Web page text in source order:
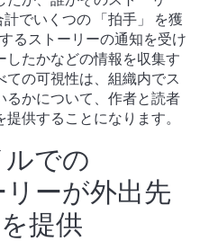
でいくつの 「拍手」 を獲
るストーリーの通知を受け
たかなどの情報を収集す
ての可視性は、組織内でス
るかについて、作者と読者
供することになります。
での
ーが外出先
提供